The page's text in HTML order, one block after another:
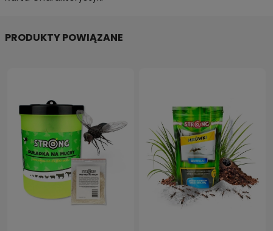
PRODUKTY POWIĄZANE